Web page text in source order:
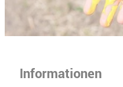
Informationen